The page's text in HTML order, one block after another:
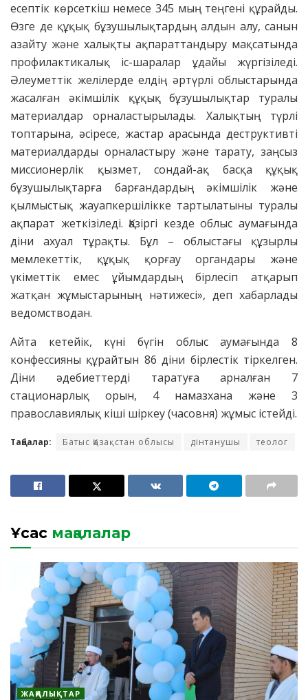
есептік көрсеткіш немесе 345 мың теңгені құрайды.
Өзге де құқық бұзушылықтардың алдын алу, санын
азайту және халықты ақпараттандыру мақсатында
профилактикалық іс-шаралар ұдайы жүргізіледі.
Әлеуметтік желілерде елдің әртүрлі облыстарында
жасалған әкімшілік құқық бұзушылықтар туралы
материалдар орналастырылады. Халықтың түрлі
топтарына, әсіресе, жастар арасында деструктивті
материалдарды орналастыру және тарату, заңсыз
миссионерлік қызмет, сондай-ақ басқа құқық
бұзушылықтарға барғандардың әкімшілік және
қылмыстық жауапкершілікке тартылатыны туралы
ақпарат жеткізіледі. Қазіргі кезде облыс аумағында
діни ахуал тұрақты. Бұл – облыстағы құзырлы
мемлекеттік, құқық қорғау органдары және
үкіметтік емес ұйымдардың бірлесіп атқарып
жатқан жұмыстарының нәтижесі», деп хабарлады
ведомстводан.
Айта кетейік, күні бүгін облыс аумағында 8
конфессияны құрайтын 86 діни бірлестік тіркелген.
Діни әдебиеттерді таратуға арналған 7
стационарлық орын, 4 намазхана және 3
православиялық кіші шіркеу (часовня) жұмыс істейді.
Таңбалар: Батыс Қазақстан облысы дінтанушы теолог
Ұқсас мақалалар
ЖАҢАЛЫҚТАР